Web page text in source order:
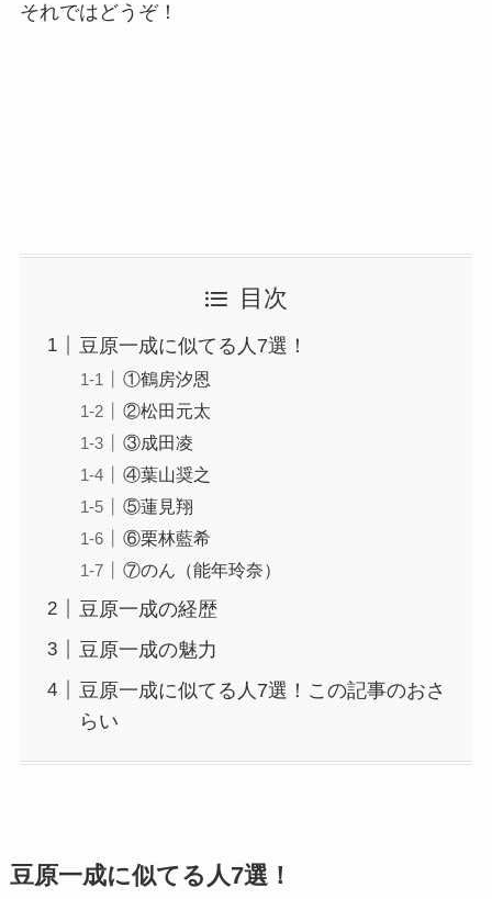
それではどうぞ！
目次
豆原一成に似てる人7選！
①鶴房汐恩
②松田元太
③成田凌
④葉山奨之
⑤蓮見翔
⑥栗林藍希
⑦のん（能年玲奈）
豆原一成の経歴
豆原一成の魅力
豆原一成に似てる人7選！この記事のおさ
らい
豆原一成に似てる人7選！